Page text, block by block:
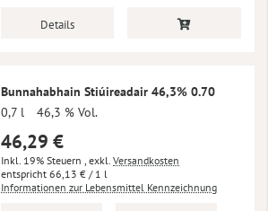
Details
Bunnahabhain Stiúireadair 46,3% 0.70
0,7 l
46,3 % Vol.
46,29 €
Inkl. 19% Steuern , exkl. Versandkosten
66,13 € / 1 l
Informationen zur Lebensmittel Kennzeichnung